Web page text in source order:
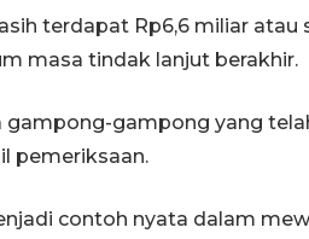
terdapat Rp6,6 miliar atau
masa tindak lanjut berakhir.
gampong-gampong yang
pemeriksaan.
contoh nyata dalam